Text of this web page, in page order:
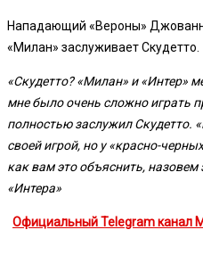
Нападающий «Вероны»
«Милан» заслуживает Скудетто.
«Скудетто? «Милан» и «Интер»
мне было очень сложно играть
полностью заслужил Скудетто.
своей игрой, но у «красно-
как вам это объяснить, назовем
«Интера»
Официальный Telegram канал